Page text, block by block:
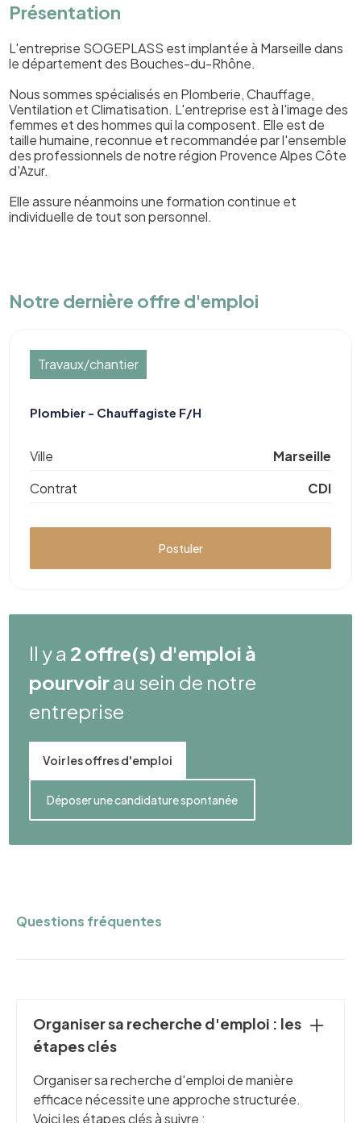
Présentation
L'entreprise SOGEPLASS est implantée à Marseille dans
le département des Bouches-du-Rhône.
Nous sommes spécialisés en Plomberie, Chauffage,
Ventilation et Climatisation. L'entreprise est à l'image des
femmes et des hommes qui la composent. Elle est de
taille humaine, reconnue et recommandée par l'ensemble
des professionnels de notre région Provence Alpes Côte
d'Azur.
Elle assure néanmoins une formation continue et
individuelle de tout son personnel.
Notre dernière offre d'emploi
Travaux/chantier
Plombier - Chauffagiste F/H
Ville
Marseille
Contrat
CDI
Postuler
Il y a 2 offre(s) d'emploi à
pourvoirau sein de notre
entreprise
Voir les offres d'emploi
Déposer une candidature spontanée
Questions fréquentes
Organiser sa recherche d'emploi : les
étapes clés
Organiser sa recherche d'emploi de manière
efficace nécessite une approche structurée.
Voici les étapes clés à suivre :